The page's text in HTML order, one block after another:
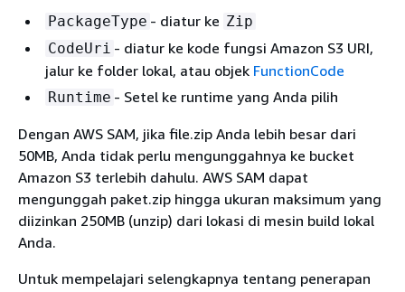
PackageType - diatur ke Zip
CodeUri - diatur ke kode fungsi Amazon S3 URI,
jalur ke folder lokal, atau objek FunctionCode
Runtime - Setel ke runtime yang Anda pilih
Dengan AWS SAM, jika file.zip Anda lebih besar dari
50MB, Anda tidak perlu mengunggahnya ke bucket
Amazon S3 terlebih dahulu. AWS SAM dapat
mengunggah paket.zip hingga ukuran maksimum yang
diizinkan 250MB (unzip) dari lokasi di mesin build lokal
Anda.
Untuk mempelajari selengkapnya tentang penerapan